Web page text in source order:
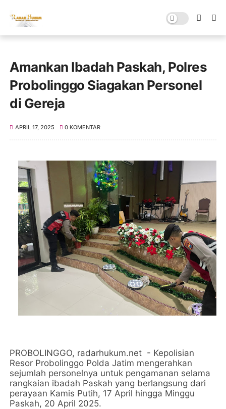
Amankan Ibadah Paskah, Polres
Probolinggo Siagakan Personel
di Gereja
APRIL 17, 2025 0 KOMENTAR
PROBOLINGGO, radarhukum.net - Kepolisian
Resor Probolinggo Polda Jatim mengerahkan
sejumlah personelnya untuk pengamanan selama
rangkaian ibadah Paskah yang berlangsung dari
perayaan Kamis Putih, 17 April hingga Minggu
Paskah, 20 April 2025.